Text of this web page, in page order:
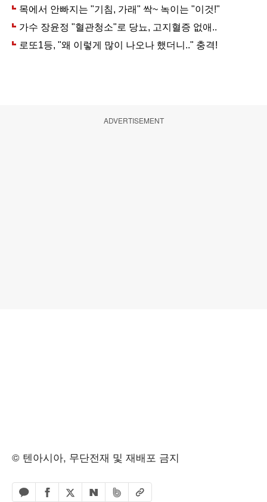
ADVERTISEMENT
© 텐아시아, 무단전재 및 재배포 금지
카카오톡 공유하기
페이스북 공유하기
엑스 공유하기
네이버 공유하기
밴드 공유하기
URL복사